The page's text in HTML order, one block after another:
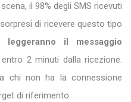
il 98% degli SMS ricevuti
di ricevere questo tipo
il messaggio
entro 2 minuti dalla ricezione.
chi non ha la connessione
di riferimento.